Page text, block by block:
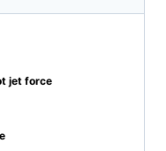
jet force